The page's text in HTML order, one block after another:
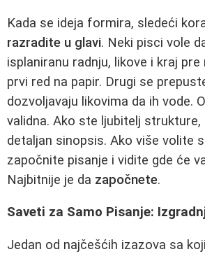
Kada se ideja formira, sledeći
razradite u glavi. Neki pisci vole
isplaniranu radnju, likove i kraj
prvi red na papir. Drugi se
dozvoljavaju likovima da ih vode.
validna. Ako ste ljubitelj strukture,
detaljan sinopsis. Ako više volite
započnite pisanje i vidite gde će
Najbitnije je da započnete.
Saveti za Samo Pisanje:
Jedan od najčešćih izazova sa